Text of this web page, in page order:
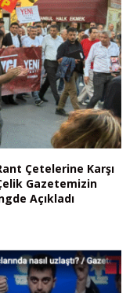
Çetelerine Karşı
Gazetemizin
Açıkladı